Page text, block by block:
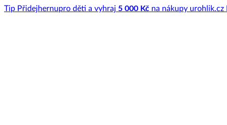
Tip Přidejhernupro děti a vyhraj 5 000 Kč na nákupy urohlik.cz